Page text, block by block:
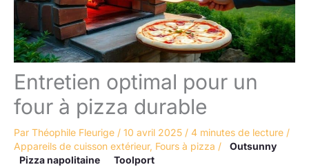
Entretien optimal pour un
four à pizza durable
Par Théophile Fleurige / 10 avril 2025 / 4 minutes de lecture /
Appareils de cuisson extérieur, Fours à pizza /
Outsunny
Pizza napolitaine
Toolport